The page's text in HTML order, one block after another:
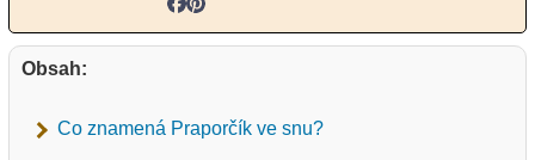
Obsah:
Co znamená Praporčík ve snu?